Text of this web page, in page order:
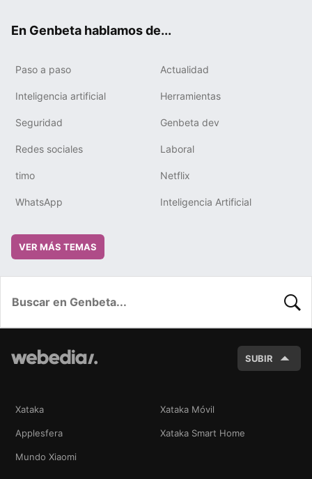
En Genbeta hablamos de...
Paso a paso Actualidad
Inteligencia artificial Herramientas
Seguridad Genbeta dev
Redes sociales Laboral
timo Netflix
WhatsApp Inteligencia Artificial
VER MÁS TEMAS
SUBIR
Xataka Xataka Móvil
Applesfera Xataka Smart Home
Mundo Xiaomi